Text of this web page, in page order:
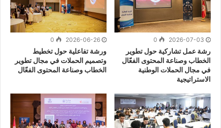
2026-07-03
0
رشة عمل تشاركية حول تطوير
الخطاب وصناعة المحتوى الفعّال
في مجال الحملات الوطنية
الاستراتيجية
2026-06-26
0
ورشة تفاعلية حول تخطيط
وتصميم الحملات في مجال تطوير
الخطاب وصناعة المحتوى الفعّال